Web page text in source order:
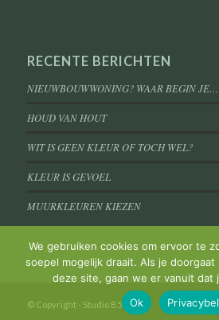
RECENTE BERICHTEN
NIEUWBOUWWONING? WAAR BEGIN JE…
HOUD VAN HOUT
WIT IS GEEN KLEUR OF TOCH WEL?
KLEUR IS GEVOEL
MUURKLEUREN KIEZEN
© Copyright - Studio B50
We gebruiken cookies om ervoor te
soepel mogelijk draait. Als je
deze site, gaan we er vanuit dat
Ok